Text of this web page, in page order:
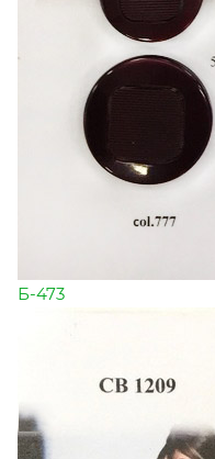
Б-473